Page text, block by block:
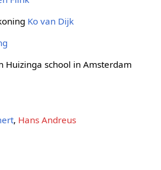
Ko van Dijk
Huizinga school in Amsterdam
, Hans Andreus